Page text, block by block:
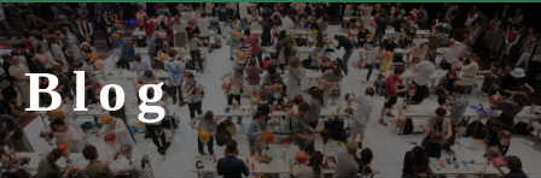
Blog